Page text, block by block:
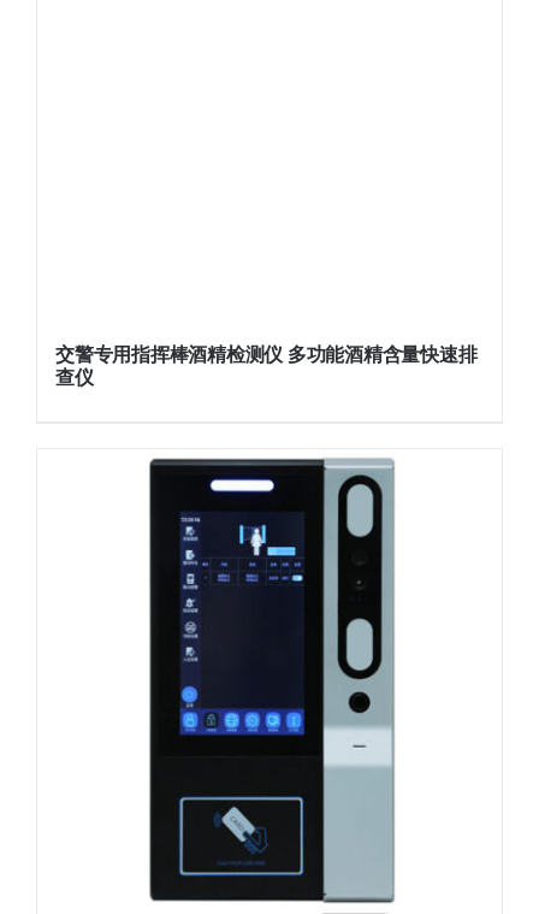
交警专用指挥棒酒精检测仪 多功能酒精含量快速排
查仪